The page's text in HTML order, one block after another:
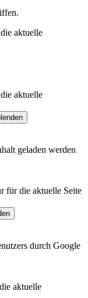
aktuelle
aktuelle
geladen werden
für die aktuelle Seite
durch Google
aktuelle